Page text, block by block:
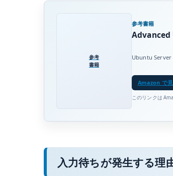
参考
書籍
参考書籍
Ubuntu Server
Amazon で
このリンクは
入力待ちが発生する理